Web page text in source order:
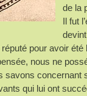
de la
Il fut
pour avoir
nous ne
savons
qui lui ont